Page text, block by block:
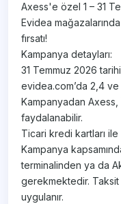
Axess'e özel 1 – 31
Evidea
fırsatı!
Kampanya detayları:
31 Temmuz 2026
evidea.com’da 2,4 ve
Kampanyadan
faydalanabilir.
Ticari kredi kartları
Kampanya
terminalinden ya da
gerekmektedir.
uygulanır.